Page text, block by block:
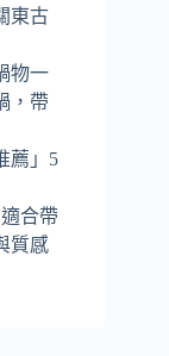
東古
物一
，帶
薦」5
合帶
質感